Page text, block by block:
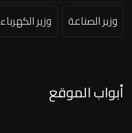
وزير الصناعة
وزير الكهرباء
أبواب الموقع